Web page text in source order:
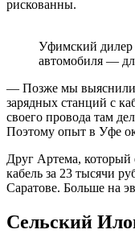
рискованны.
Уфимский дилер
автомобиля —
— Позже мы выяснили,
зарядных станций с
своего провода там
Поэтому опыт в Уфе
Друг Артема, который
кабель за 23 тысячи
Саратове. Больше на
Сельский